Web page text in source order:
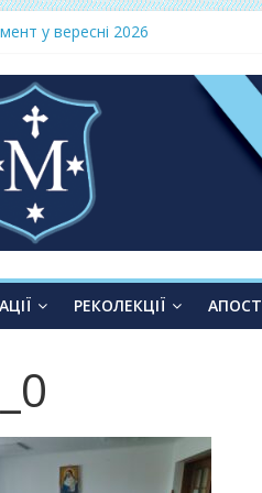
у вересні 2026
у грудні 2026
Divina – єв.Матея 2026
в Христі – осінь 2026
РЕКОЛЕКЦІЇ